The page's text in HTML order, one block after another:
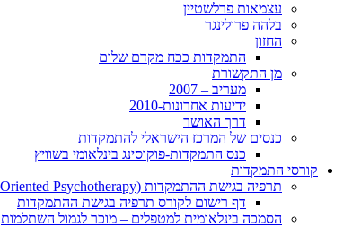
עצמאות פרלשטיין
בלהה פרולינגר
החזון
התמקדות ככח מקדם שלום
מן התקשורת
מעריב – 2007
ידיעות אחרונות-2010
דרך האושר
כנסים של המרכז הישראלי להתמקדות
כנס התמקדות-פוקוסינג בינלאומי בשוויץ
קורסי התמקדות
תרפיה בגישת ההתמקדות (Focusing Oriented Psychotherapy)
דף רישום לקורס תרפיה בגישת ההתמקדות
הסמכה בינלאומית למטפלים – מוכר לגמול השתלמות